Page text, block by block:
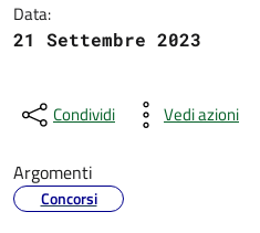
Data:
21 Settembre 2023
Condividi Vedi azioni
Argomenti
Concorsi